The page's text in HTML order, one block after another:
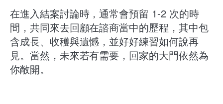
在進入結案討論時，通常會預留 1-2 次的時
間，共同來去回顧在諮商當中的歷程，其中包
含成長、收穫與遺憾，並好好練習如何說再
見。當然，未來若有需要，回家的大門依然為
你敞開。